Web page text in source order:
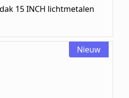
15 INCH lichtmetalen
Nieuw